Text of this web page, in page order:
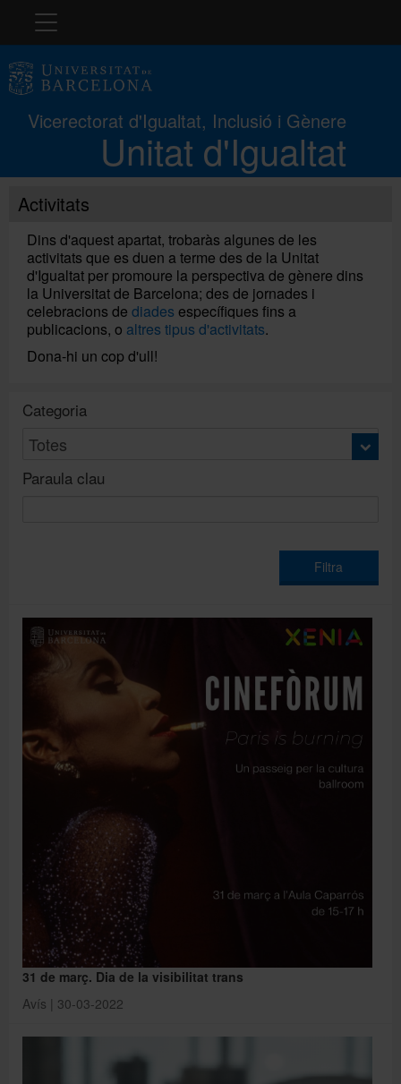
Navegació
Vicerectorat d'Igualtat, Inclusió i Gènere
Unitat d'Igualtat
Protocol
Docència i recerca
Formació
Activitats
Dins d'aquest apartat, trobaràs algunes de les
activitats que es duen a terme des de la Unitat
d'Igualtat per promoure la perspectiva de gènere dins
la Universitat de Barcelona; des de jornades i
celebracions de diades específiques fins a
publicacions, o altres tipus d'activitats.
Dona-hi un cop d'ull!
Categoria
Paraula clau
Filtra
31 de març. Dia de la visibilitat trans
Avís | 30-03-2022